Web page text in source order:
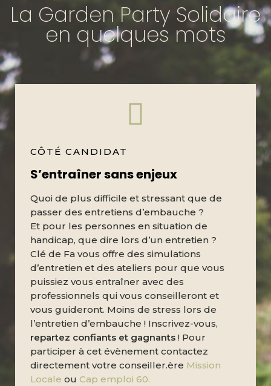
La Garden Party Solidaire
en quelques mots
CÔTÉ CANDIDAT
S’entraîner sans enjeux
Quoi de plus difficile et stressant que de
passer des entretiens d’embauche ?
Et pour les personnes en situation de
handicap, que dire lors d’un entretien ?
Clé de Fa vous offre des simulations
d’entretien et des ateliers pour que vous
puissiez vous entraîner avec des
professionnels qui vous conseilleront et
vous guideront. Moins de stress lors de
l’entretien d’embauche ! Inscrivez-vous,
repartez confiants et gagnants ! Pour
participer à cet évènement contactez
directement votre conseiller.ère Mission
Locale ou Cap emploi 60.